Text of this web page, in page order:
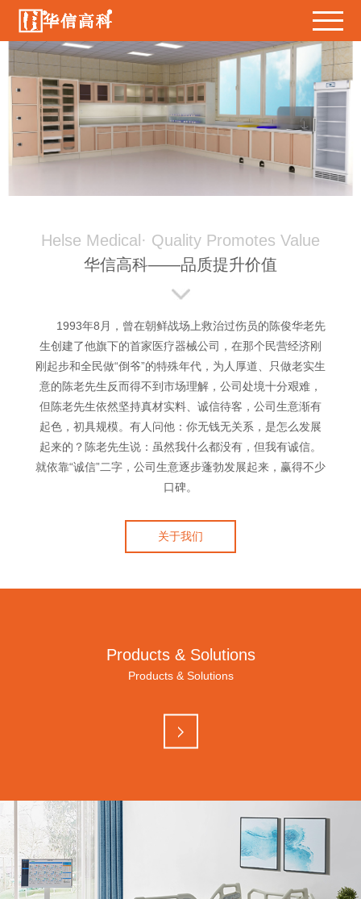
Helse Medical· Quality Promotes Value
华信高科——品质提升价值
1993年8月，曾在朝鲜战场上救治过伤员的陈俊华老先
生创建了他旗下的首家医疗器械公司，在那个民营经济刚
刚起步和全民做“倒爷”的特殊年代，为人厚道、只做老实生
意的陈老先生反而得不到市场理解，公司处境十分艰难，
但陈老先生依然坚持真材实料、诚信待客，公司生意渐有
起色，初具规模。有人问他：你无钱无关系，是怎么发展
起来的？陈老先生说：虽然我什么都没有，但我有诚信。
就依靠“诚信”二字，公司生意逐步蓬勃发展起来，赢得不少
口碑。
关于我们
Products & Solutions
Products & Solutions